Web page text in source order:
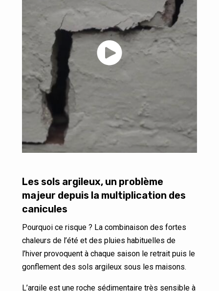
Les sols argileux, un problème
majeur depuis la multiplication des
canicules
Pourquoi ce risque ? La combinaison des fortes
chaleurs de l’été et des pluies habituelles de
l’hiver provoquent à chaque saison le retrait puis le
gonflement des sols argileux sous les maisons.
L’argile est une roche sédimentaire très sensible à